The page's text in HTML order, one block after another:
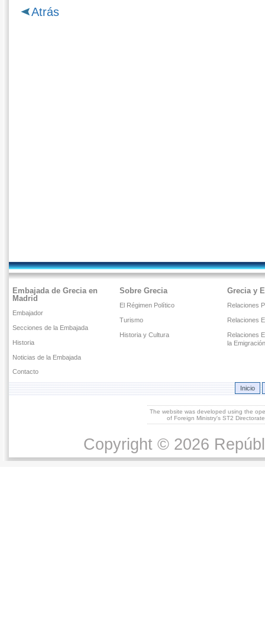
Atrás
Embajada de Grecia en
Madrid
Embajador
Secciones de la Embajada
Historia
Noticias de la Embajada
Contacto
Sobre Grecia
El Régimen Político
Turismo
Historia y Cultura
Grecia y
Relaciones
Relaciones
Relaciones
la
Inicio
The website was developed using the
of Foreign Ministry's ST2
Copyright © 2026